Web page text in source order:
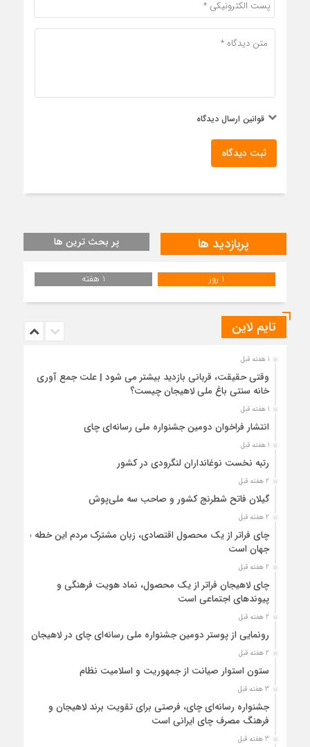
قوانین ارسال دیدگاه
ثبت دیدگاه
پربازدید ها پر بحث ترین ها
1 روز 1 هفته
تایم لاین
1 هفته قبل
وقتی حقیقت، قربانی بازدید بیشتر می شود | علت جمع آوری
خانه سنتی باغ ملی لاهیجان چیست؟
1 هفته قبل
انتشار فراخوان دومین جشنواره ملی رسانه‌ای چای
1 هفته قبل
رتبه نخست نوغانداران لنگرودی در کشور
2 هفته قبل
گیلان فاتح شطرنج کشور و صاحب سه ملی‌پوش
2 هفته قبل
چای فراتر از یک محصول اقتصادی، زبان مشترک مردم این خطه با
جهان است
2 هفته قبل
چای لاهیجان فراتر از یک محصول، نماد هویت فرهنگی و
پیوندهای اجتماعی است
2 هفته قبل
رونمایی از پوستر دومین جشنواره ملی رسانه‌ای چای در لاهیجان
2 هفته قبل
ستون استوار صیانت از جمهوریت و اسلامیت نظام
3 هفته قبل
جشنواره رسانه‌ای چای، فرصتی برای تقویت برند لاهیجان و
فرهنگ مصرف چای ایرانی است
3 هفته قبل